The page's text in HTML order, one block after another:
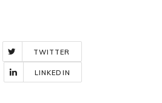
TWITTER
LINKEDIN